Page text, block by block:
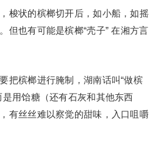
梭状的槟榔切开后，如小船，如摇
但也有可能是槟榔“壳子” 在湘方言
把槟榔进行腌制，湖南话叫“做槟
用饴糖（还有石灰和其他东西
有丝丝难以察觉的甜味，入口咀嚼